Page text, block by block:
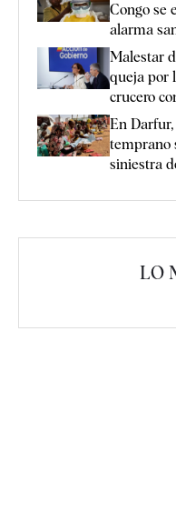
Congo se
alarma
Malestar
queja por
crucero
En
temprano
siniestra
LO